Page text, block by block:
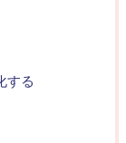
する